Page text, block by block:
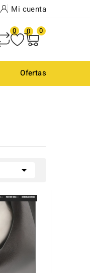
Mi cuenta
0 0 0
Ofertas
